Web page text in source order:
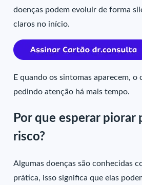
doenças podem evoluir de forma
claros no início.
E quando os sintomas aparecem, o
pedindo atenção há mais tempo.
Por que esperar piorar
risco?
Algumas doenças são conhecidas
prática, isso significa que elas